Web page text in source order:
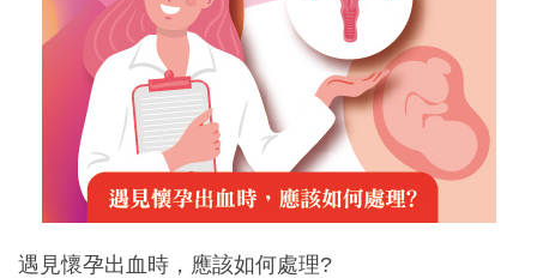
遇見懷孕出血時，應該如何處理?